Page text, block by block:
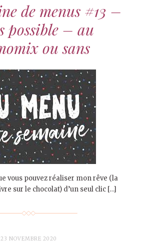
de menus #13 –
possible – au
ou sans
vous pouvez réaliser mon rêve (la
sur le chocolat) d’un seul clic […]
23 NOVEMBRE 2020